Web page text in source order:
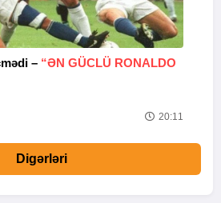
– “ƏN GÜCLÜ RONALDO
20:11
Digərləri